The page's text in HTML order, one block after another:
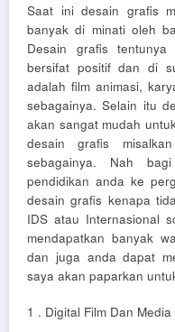
Saat ini desain grafis
banyak di minati oleh
Desain grafis
bersifat positif dan di
adalah film animasi,
sebagainya. Selain itu
akan sangat mudah
desain grafis
sebagainya. Nah
pendidikan anda ke
desain grafis kenapa
IDS atau Internasional
mendapatkan banyak
dan juga anda dapat
saya akan paparkan
1 . Digital Film Dan